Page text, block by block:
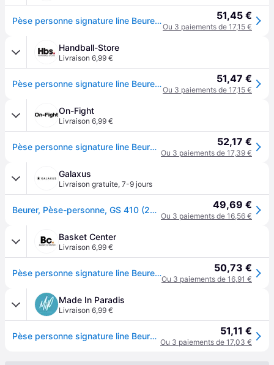
Pèse personne signature line Beurer GS 410 - Noir 51,45 €
Ou 3 paiements de 17,15 €
Handball-Store
Livraison 6,99 €
Pèse personne signature line Beurer GS 410 - Noir 51,47 €
Ou 3 paiements de 17,15 €
On-Fight
Livraison 6,99 €
Pèse personne signature line Beurer GS 410 - Noir 52,17 €
Ou 3 paiements de 17,39 €
Galaxus
Livraison gratuite, 7-9 jours
Beurer, Pèse-personne, GS 410 (200kg) 49,69 €
Ou 3 paiements de 16,56 €
Basket Center
Livraison 6,99 €
Pèse personne signature line Beurer GS 410 - Noir 50,73 €
Ou 3 paiements de 16,91 €
Made In Paradis
Livraison 6,99 €
Pèse personne signature line Beurer GS 410 - Noir 51,11 €
Ou 3 paiements de 17,03 €